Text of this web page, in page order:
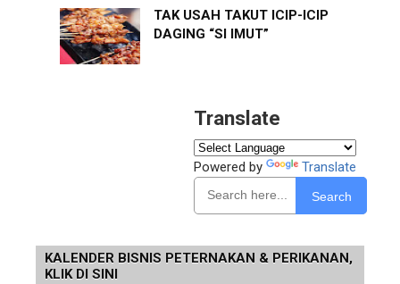
TAK USAH TAKUT ICIP-ICIP
DAGING “SI IMUT”
Translate
Powered by Translate
Search
KALENDER BISNIS PETERNAKAN & PERIKANAN,
KLIK DI SINI